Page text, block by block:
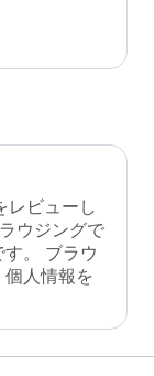
レビューし
ウジングで
。 ブラウ
人情報を